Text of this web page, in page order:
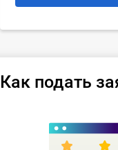
Как подать